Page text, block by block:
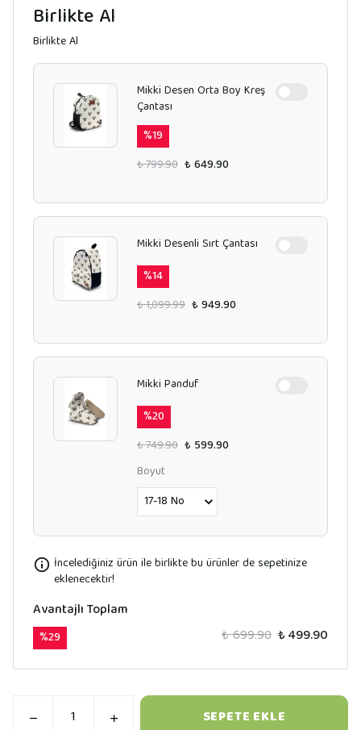
Birlikte Al
Birlikte Al
Mikki Desen Orta Boy Kreş
Çantası
%19
₺ 799.90 ₺ 649.90
Mikki Desenli Sırt Çantası
%14
₺ 1,099.99 ₺ 949.90
Mikki Panduf
%20
₺ 749.90 ₺ 599.90
Boyut
İncelediğiniz ürün ile birlikte bu ürünler de sepetinize
eklenecektir!
Avantajlı Toplam
%29 ₺ 699.90 ₺ 499.90
SEPETE EKLE